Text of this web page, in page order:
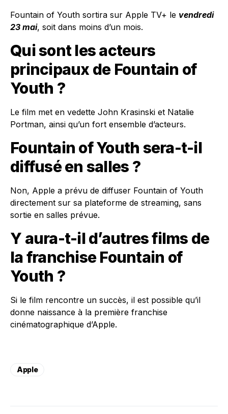
Fountain of Youth sortira sur Apple TV+ le vendredi
23 mai, soit dans moins d’un mois.
Qui sont les acteurs
principaux de Fountain of
Youth ?
Le film met en vedette John Krasinski et Natalie
Portman, ainsi qu’un fort ensemble d’acteurs.
Fountain of Youth sera-t-il
diffusé en salles ?
Non, Apple a prévu de diffuser Fountain of Youth
directement sur sa plateforme de streaming, sans
sortie en salles prévue.
Y aura-t-il d’autres films de
la franchise Fountain of
Youth ?
Si le film rencontre un succès, il est possible qu’il
donne naissance à la première franchise
cinématographique d’Apple.
Apple